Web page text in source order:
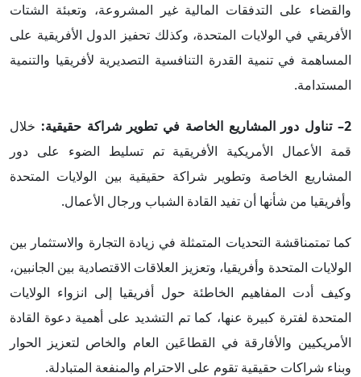
والقضاء على التدفقات المالية غير المشروعة، وتعبئة الشتات
الأفريقي في الولايات المتحدة، وكذلك تحفيز الدول الأفريقية على
المساهمة في تنمية القدرة التنافسية التصديرية لأفريقيا والتنمية
المستدامة.
2– تناول دور المشاريع الخاصة في تطوير شراكة حقيقية:
خلال
قمة الأعمال الأمريكية الأفريقية تم تسليط الضوء على دور
المشاريع الخاصة وتطوير شراكة حقيقية بين الولايات المتحدة
وأفريقيا من شأنها أن تفيد القادة الشباب ورجال الأعمال.
كما تمتمناقشة التحديات المتمثلة في زيادة التجارة والاستثمار بين
الولايات المتحدة وأفريقيا، وتعزيز العلاقات الاقتصادية بين الجانبين،
وكيف أدت المفاهيم الخاطئة حول أفريقيا إلى انزواء الولايات
المتحدة لفترة كبيرة عنها، كما تم التشديد على أهمية دعوة القادة
الأمريكيين والأفارقة في القطاعَين العام والخاص لتعزيز الحوار
وبناء شراكات حقيقية تقوم على الاحترام والمنفعة المتبادلة.